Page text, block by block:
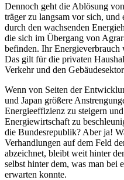
Dennoch geht die Ablösung
träger zu langsam vor sich,
durch den wachsenden
die sich im Übergang von
befinden. Ihr
Das gilt für die privaten
Verkehr und den
Wenn von Seiten der
und Japan größere
Energie­ef­fi­zienz zu steigern
Energie­wirt­schaft zu
die Bundes­re­publik? Aber ja!
Verhand­lungen auf dem Feld
abzeichnet, bleibt weit hinter
selbst hinter dem, was man bei
erwarten konnte.